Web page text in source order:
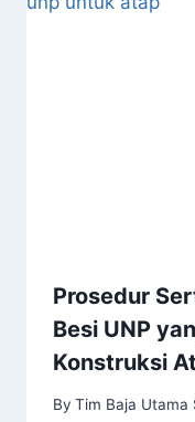
Prosedur
Besi UNP
Konstruksi
By Tim Baja Utama